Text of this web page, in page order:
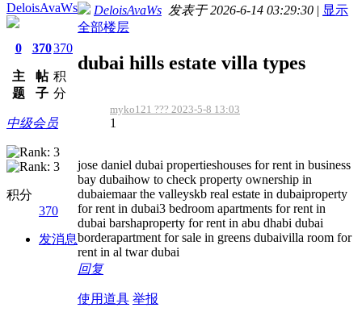
DeloisAvaWs
0
主
题
370
帖
子
370
积
分
中级会员
积分
370
发消息
DeloisAvaWs 发表于 2026-6-14 03:29:30 | 显示
全部楼层
dubai hills estate villa types
myko121 ??? 2023-5-8 13:03
1
jose daniel dubai propertieshouses for rent in business
bay dubaihow to check property ownership in
dubaiemaar the valleyskb real estate in dubaiproperty
for rent in dubai3 bedroom apartments for rent in
dubai barshaproperty for rent in abu dhabi dubai
borderapartment for sale in greens dubaivilla room for
rent in al twar dubai
回复
使用道具 举报